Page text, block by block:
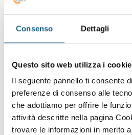
Consenso Dettagli
Questo sito web utilizza i cookie
Il seguente pannello ti consente
preferenze di consenso alle
che adottiamo per offrire le
attività descritte nella pagina
trovare le informazioni in merito
Selezione
ESITI SELEZIONE:
DIGITAL MEDIA
TECNICO ESPERTO IN
APPLICAZIONI
PARMA